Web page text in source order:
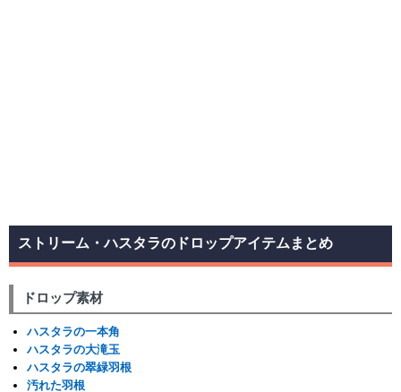
ストリーム・ハスタラのドロップアイテムまとめ
ドロップ素材
ハスタラの一本角
ハスタラの大滝玉
ハスタラの翠緑羽根
汚れた羽根